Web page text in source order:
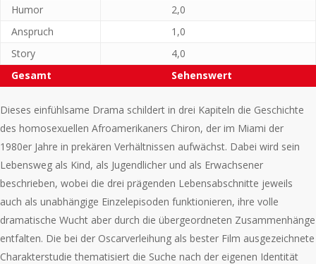
Humor
2,0
Anspruch
1,0
Story
4,0
Gesamt
Sehenswert
Dieses einfühlsame Drama schildert in drei Kapiteln die Geschichte
des homosexuellen Afroamerikaners Chiron, der im Miami der
1980er Jahre in prekären Verhältnissen aufwächst. Dabei wird sein
Lebensweg als Kind, als Jugendlicher und als Erwachsener
beschrieben, wobei die drei prägenden Lebensabschnitte jeweils
auch als unabhängige Einzelepisoden funktionieren, ihre volle
dramatische Wucht aber durch die übergeordneten Zusammenhänge
entfalten. Die bei der Oscarverleihung als bester Film ausgezeichnete
Charakterstudie thematisiert die Suche nach der eigenen Identität